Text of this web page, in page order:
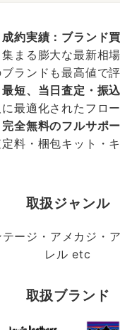
成約実績：ブランド
まる膨大な最新相
ランドも最高値で評
最短、当日査定・振込
最適化されたフロ
完全無料のフルサポ
料・梱包キット・
取扱ジャンル
ージ・アメカジ・
レル etc
取扱ブランド